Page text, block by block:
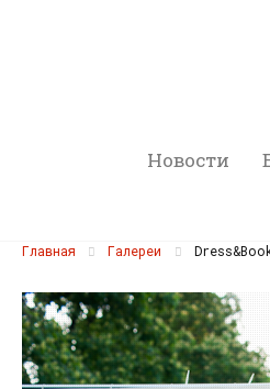
Новости
Главная Галереи